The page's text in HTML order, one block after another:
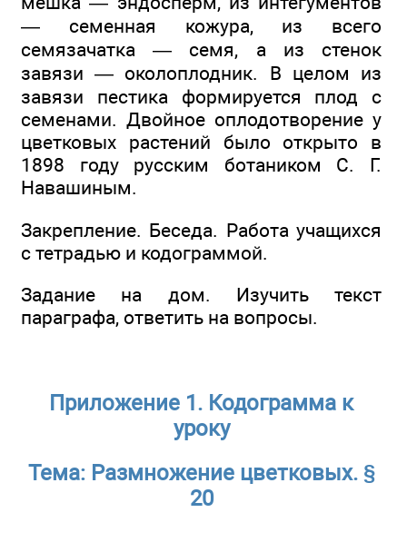
— семенная кожура, из всего
семязачатка — семя, а из стенок
завязи — околоплодник. В целом из
завязи пестика формируется плод с
семенами. Двойное оплодотворение у
цветковых растений было открыто в
1898 году русским ботаником С. Г.
Навашиным.
Закрепление. Беседа. Работа учащихся
с тетрадью и кодограммой.
Задание на дом. Изучить текст
параграфа, ответить на вопросы.
Приложение 1. Кодограмма к
уроку
Тема: Размножение цветковых. §
20